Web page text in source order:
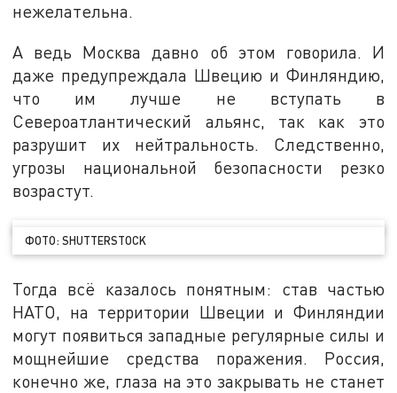
нежелательна.
А ведь Москва давно об этом говорила. И
даже предупреждала Швецию и Финляндию,
что им лучше не вступать в
Североатлантический альянс, так как это
разрушит их нейтральность. Следственно,
угрозы национальной безопасности резко
возрастут.
ФОТО: SHUTTERSTOCK
Тогда всё казалось понятным: став частью
НАТО, на территории Швеции и Финляндии
могут появиться западные регулярные силы и
мощнейшие средства поражения. Россия,
конечно же, глаза на это закрывать не станет